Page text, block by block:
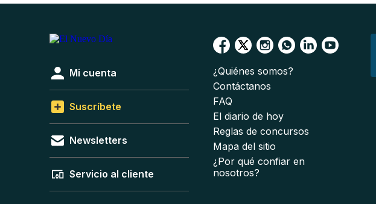
Mi cuenta
Suscríbete
Newsletters
Servicio al cliente
¿Quiénes somos?
Contáctanos
FAQ
El diario de hoy
Reglas de concursos
Mapa del sitio
¿Por qué confiar en
nosotros?